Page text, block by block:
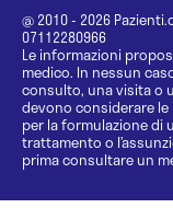
@ 2010 - 2026
07112280966
Le informazioni
medico. In nessun
consulto, una visita o
devono considerare
per la formulazione di
trattamento o
prima consultare un